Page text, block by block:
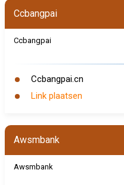
Ccbangpai
Ccbangpai
Ccbangpai.cn
Link plaatsen
Awsmbank
Awsmbank